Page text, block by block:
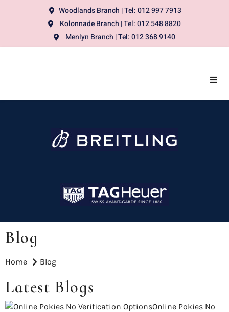
Woodlands Branch | Tel: 012 997 7913
Kolonnade Branch | Tel: 012 548 8820
Menlyn Branch | Tel: 012 368 9140
Blog
Home Blog
Latest Blogs
Online Pokies No